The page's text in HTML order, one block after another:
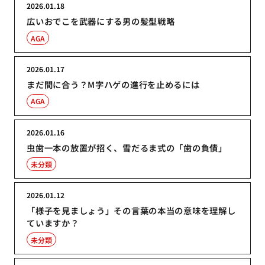
広いおでこを武器にする男の髪型戦略
2026.01.18
AGA
まだ間に合う？M字ハゲの進行を止めるには
2026.01.17
AGA
虫歯一本の放置が招く、雪だるま式の「歯の負債」
2026.01.16
未分類
「様子を見ましょう」その言葉の本当の意味を理解し
ていますか？
2026.01.12
未分類